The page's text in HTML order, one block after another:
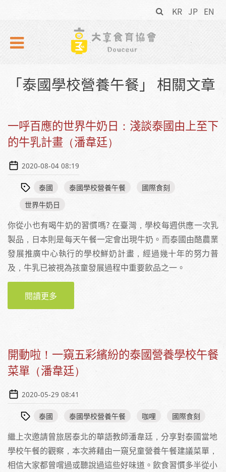
KR JP EN
搜
尋
表
「泰國學校營養午餐」 相關文章
一呼百應的世界牛奶日：淺談泰國由上至下
的牛乳計畫（潘韋廷）
2020-08-04 08:19
泰國 泰國學校營養午餐
國際食刻
世界牛奶日
你從小也有喝牛奶的習慣嗎? 在臺灣，學校每週供應一次乳
製品，日本則是每天午餐一定會出現牛奶。而泰國由酪農業
發展推廣中心執行的學校鮮奶計畫，經過幾十年的努力普
及，牛乳已被視為孩童發展過程中重要飲品之一。
閱讀更多
下的牛乳計畫（潘韋廷）
開動啦！一窺五彩繽紛的泰國營養學校午餐
菜單（潘韋廷）
2020-05-29 08:41
泰國 泰國學校營養午餐 咖哩 國際食刻
繼上次邀請曾旅居泰北的華語教師潘韋廷，分享對泰國當地
學校午餐的觀察，本次將藉由一窺兒童營養午餐建議菜單，
相信大家都曾嚐過或聽說過這些好味道。飲食習慣多半從小